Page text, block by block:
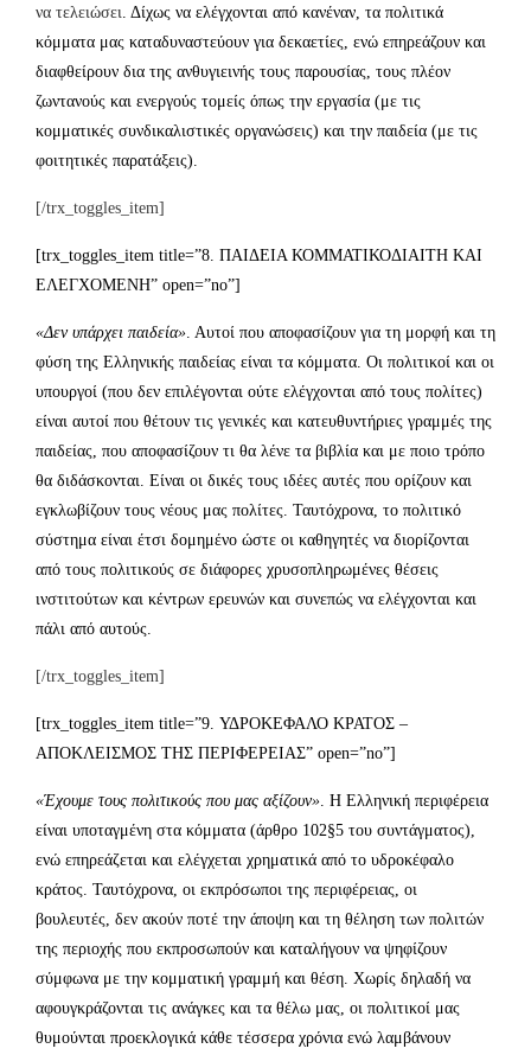
να τελειώσει . Δίχως να ελέγχονται από κανέναν, τα πολιτικά
κόμματα μας καταδυναστεύουν για δεκαετίες, ενώ επηρεάζουν και
διαφθείρουν δια της ανθυγιεινής τους παρουσίας, τους πλέον
ζωντανούς και ενεργούς τομείς όπως την εργασία (με τις
κομματικές συνδικαλιστικές οργανώσεις) και την παιδεία (με τις
φοιτητικές παρατάξεις).
[/trx_toggles_item]
[trx_toggles_item title=”8. ΠΑΙΔΕΙΑ ΚΟΜΜΑΤΙΚΟΔΙΑΙΤΗ ΚΑΙ
ΕΛΕΓΧΟΜΕΝΗ” open=”no”]
«Δεν υπάρχει παιδεία» . Αυτοί που αποφασίζουν για τη μορφή και τη
φύση της Ελληνικής παιδείας είναι τα κόμματα. Οι πολιτικοί και οι
υπουργοί (που δεν επιλέγονται ούτε ελέγχονται από τους πολίτες)
είναι αυτοί που θέτουν τις γενικές και κατευθυντήριες γραμμές της
παιδείας, που αποφασίζουν τι θα λένε τα βιβλία και με ποιο τρόπο
θα διδάσκονται. Είναι οι δικές τους ιδέες αυτές που ορίζουν και
εγκλωβίζουν τους νέους μας πολίτες. Ταυτόχρονα, το πολιτικό
σύστημα είναι έτσι δομημένο ώστε οι καθηγητές να διορίζονται
από τους πολιτικούς σε διάφορες χρυσοπληρωμένες θέσεις
ινστιτούτων και κέντρων ερευνών και συνεπώς να ελέγχονται και
πάλι από αυτούς.
[/trx_toggles_item]
[trx_toggles_item title=”9. ΥΔΡΟΚΕΦΑΛΟ ΚΡΑΤΟΣ –
ΑΠΟΚΛΕΙΣΜΟΣ ΤΗΣ ΠΕΡΙΦΕΡΕΙΑΣ” open=”no”]
«Έχουμε τους πολιτικούς που μας αξίζουν» . Η Ελληνική περιφέρεια
είναι υποταγμένη στα κόμματα (άρθρο 102§5 του συντάγματος),
ενώ επηρεάζεται και ελέγχεται χρηματικά από το υδροκέφαλο
κράτος. Ταυτόχρονα, οι εκπρόσωποι της περιφέρειας, οι
βουλευτές, δεν ακούν ποτέ την άποψη και τη θέληση των πολιτών
της περιοχής που εκπροσωπούν και καταλήγουν να ψηφίζουν
σύμφωνα με την κομματική γραμμή και θέση. Χωρίς δηλαδή να
αφουγκράζονται τις ανάγκες και τα θέλω μας, οι πολιτικοί μας
θυμούνται προεκλογικά κάθε τέσσερα χρόνια ενώ λαμβάνουν